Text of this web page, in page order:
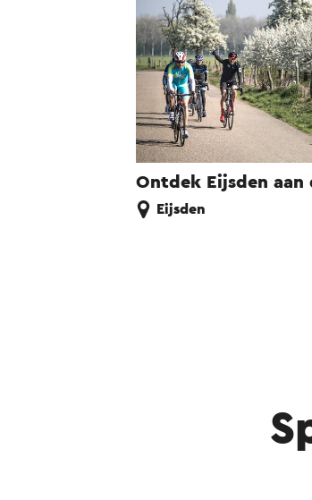
Ontdek Eijsden aan
Eijsden